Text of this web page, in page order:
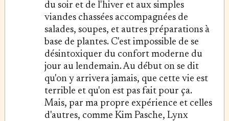
du soir et de l'hiver et aux simples
viandes chassées accompagnées de
salades, soupes, et autres préparations à
base de plantes. C'est impossible de se
désintoxiquer du confort moderne du
jour au lendemain. Au début on se dit
qu'on y arrivera jamais, que cette vie est
terrible et qu'on est pas fait pour ça.
Mais, par ma propre expérience et celles
d'autres, comme Kim Pasche, Lynx